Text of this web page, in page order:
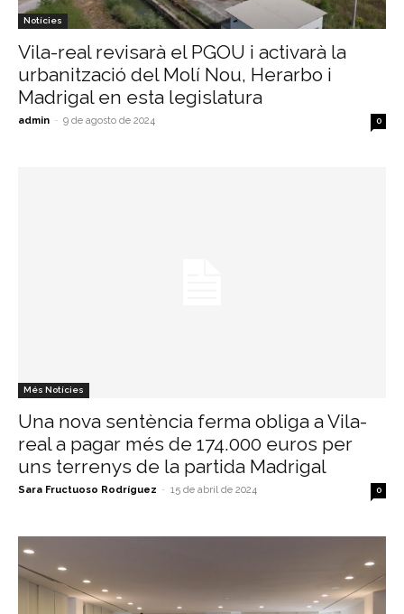
Notícies
Vila-real revisarà el PGOU i activarà la
urbanització del Molí Nou, Herarbo i
Madrigal en esta legislatura
admin - 9 de agosto de 2024 0
Més Notícies
Una nova sentència ferma obliga a Vila-
real a pagar més de 174.000 euros per
uns terrenys de la partida Madrigal
Sara Fructuoso Rodríguez - 15 de abril de 2024 0